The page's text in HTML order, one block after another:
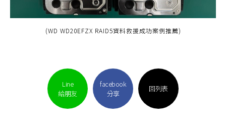
(WD WD20EFZX RAID5資料救援成功案例推薦)
Line
給朋友
facebook
分享
回列表